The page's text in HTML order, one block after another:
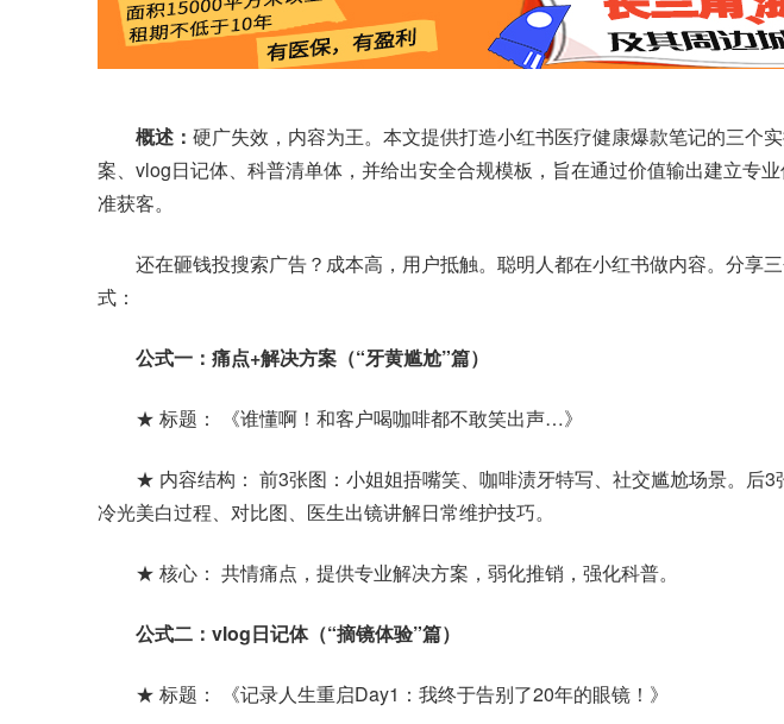
概述： 硬广失效，内容为王。本文提供打造小红书医疗健康爆款笔记的三个
案、vlog日记体、科普清单体，并给出安全合规模板，旨在通过价值输出建立专
准获客。
还在砸钱投搜索广告？成本高，用户抵触。聪明人都在小红书做内容。分享
式：
公式一：痛点+解决方案（“牙黄尴尬”篇）
★ 标题： 《谁懂啊！和客户喝咖啡都不敢笑出声…》
★ 内容结构： 前3张图：小姐姐捂嘴笑、咖啡渍牙特写、社交尴尬场景。后3
冷光美白过程、对比图、医生出镜讲解日常维护技巧。
★ 核心： 共情痛点，提供专业解决方案，弱化推销，强化科普。
公式二：vlog日记体（“摘镜体验”篇）
★ 标题： 《记录人生重启Day1：我终于告别了20年的眼镜！》